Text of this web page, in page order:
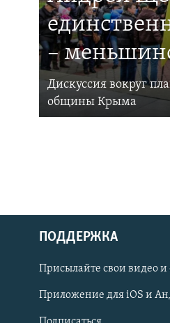
Українською
Qırımtatar
–
Дискуссия вокруг
общины Крыма
ПОДДЕРЖКА
Присылайте свои видео и
Приложение для iOS и